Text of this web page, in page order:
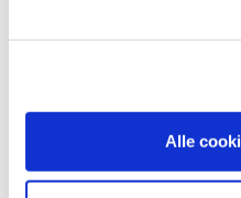
Alle
Kirjes